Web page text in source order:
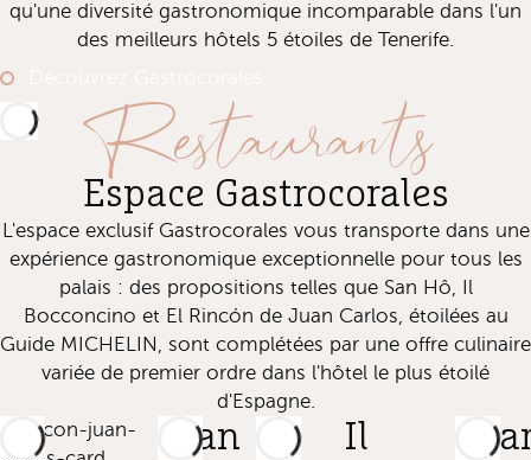
qu'une diversité gastronomique incomparable dans l'un
des meilleurs hôtels 5 étoiles de Tenerife.
Restaurants
Espace Gastrocorales
L'espace exclusif Gastrocorales vous transporte dans une
expérience gastronomique exceptionnelle pour tous les
palais : des propositions telles que San Hô, Il
Bocconcino et El Rincón de Juan Carlos, étoilées au
Guide MICHELIN, sont complétées par une offre culinaire
variée de premier ordre dans l'hôtel le plus étoilé
d'Espagne.
San
Il